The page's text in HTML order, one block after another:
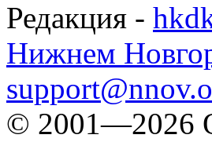
Редакция -
Нижнем
© 2001—2026